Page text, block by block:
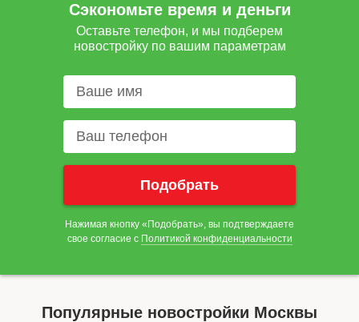
Сэкономьте время и деньги
Оставьте телефон, и мы подберем
новостройку по вашим параметрам
Нажимая кнопку «Подобрать», вы подтверждаете
свое согласие с Политикой конфиденциальности
Популярные новостройки Москвы